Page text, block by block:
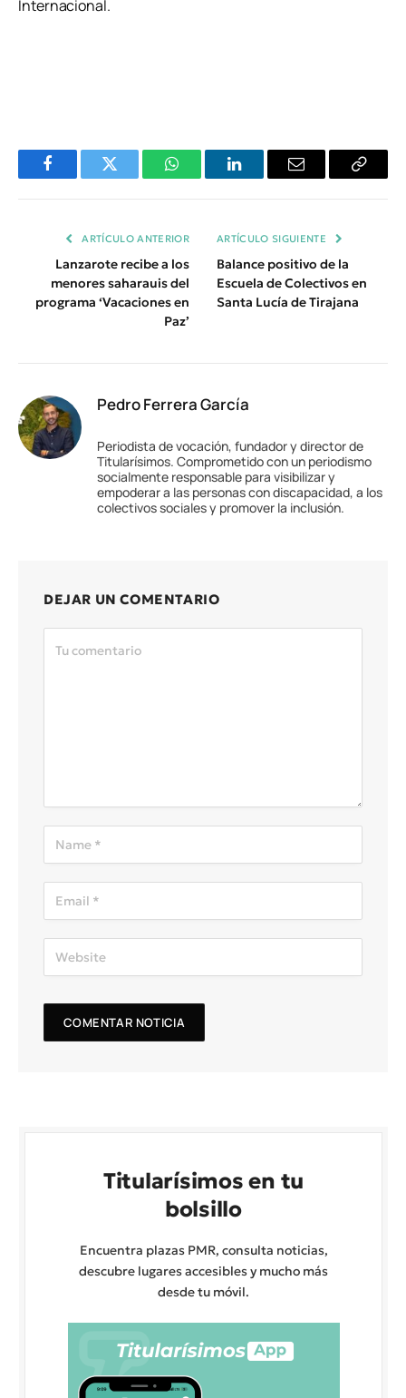
Internacional.
FacebookTwitter WhatsAppLinkedInEmail
Copiar
ARTÍCULO ANTERIOR
Lanzarote recibe a los
menores saharauis del
programa ‘Vacaciones en
Paz’
ARTÍCULO SIGUIENTE
Balance positivo de la
Escuela de Colectivos en
Santa Lucía de Tirajana
Pedro Ferrera García
Periodista de vocación, fundador y director de
Titularísimos. Comprometido con un periodismo
socialmente responsable para visibilizar y
empoderar a las personas con discapacidad, a los
colectivos sociales y promover la inclusión.
DEJAR UN COMENTARIO
Titularísimos en tu
bolsillo
Encuentra plazas PMR, consulta noticias,
descubre lugares accesibles y mucho más
desde tu móvil.